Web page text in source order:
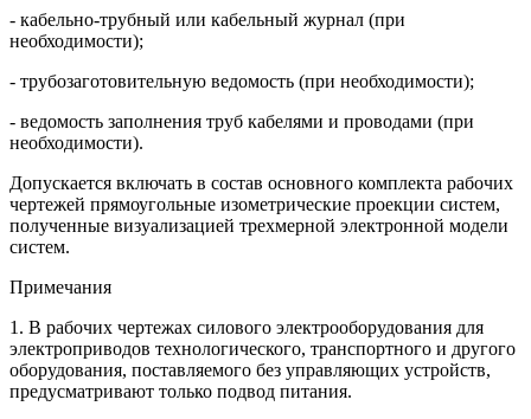
- кабельно-трубный или кабельный журнал (при
необходимости);
- трубозаготовительную ведомость (при необходимости);
- ведомость заполнения труб кабелями и проводами (при
необходимости).
Допускается включать в состав основного комплекта рабочих
чертежей прямоугольные изометрические проекции систем,
полученные визуализацией трехмерной электронной модели
систем.
Примечания
1. В рабочих чертежах силового электрооборудования для
электроприводов технологического, транспортного и другого
оборудования, поставляемого без управляющих устройств,
предусматривают только подвод питания.